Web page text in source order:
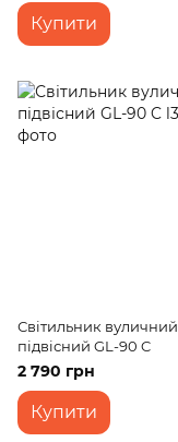
Купити
Світильник вуличний
підвісний GL-90 C
2 790 грн
Купити